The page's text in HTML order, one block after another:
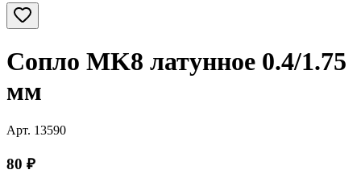
Сопло MK8 латунное 0.4/1.75
мм
Арт. 13590
80 ₽